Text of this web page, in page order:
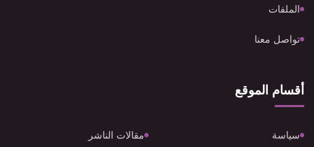
الملفات
تواصل معنا
أقسام الموقع
سياسة مقالات الناشر